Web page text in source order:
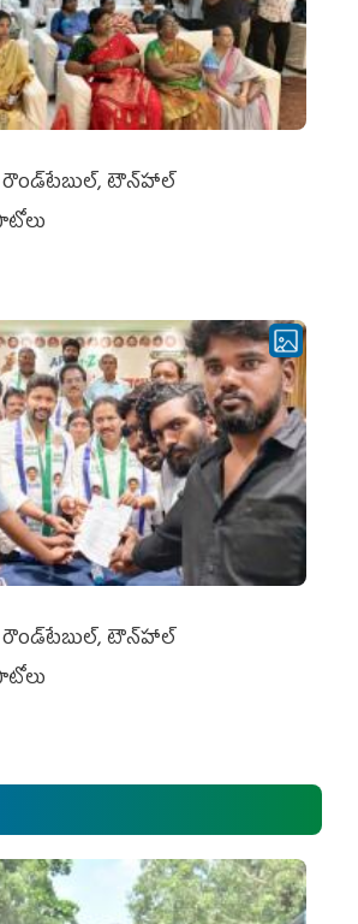
రౌండ్‌టేబుల్‌, టౌన్‌హాల్‌
రౌండ్‌టేబుల్‌, టౌన్‌హాల్‌